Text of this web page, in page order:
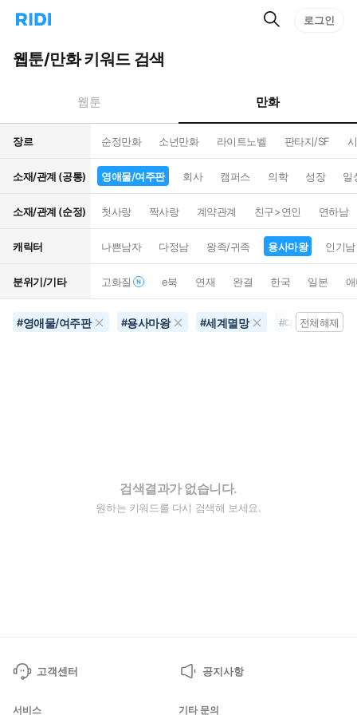
리
홈
으
턴
트
검
로그인
웹툰/만화 키워드 검색
웹툰 만화
장르 순정만화 소년만화 라이트노벨 판타지/SF
소재/관계 (공통) 영애물/여주판 회사 캠퍼스 의학 성장 일
소재/관계 (순정) 첫사랑 짝사랑 계약관계 친구>연인 연하남
캐릭터 나쁜남자 다정남 왕족/귀족 용사마왕 인기남
분위기/기타 고화질 e북 연재 완결 한국 일본
#영애물/여주판 #용사마왕 #세계멸망 #대체역사
전체해제
검색결과가 없습니다.
원하는 키워드를 다시 검색해 보세요.
고객센터 공지사항
서비스 기타 문의